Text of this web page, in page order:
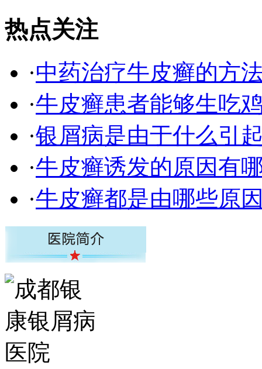
热点关注
·中药治疗牛皮癣的方
·牛皮癣患者能够生吃
·银屑病是由于什么引
·牛皮癣诱发的原因有
·牛皮癣都是由哪些原